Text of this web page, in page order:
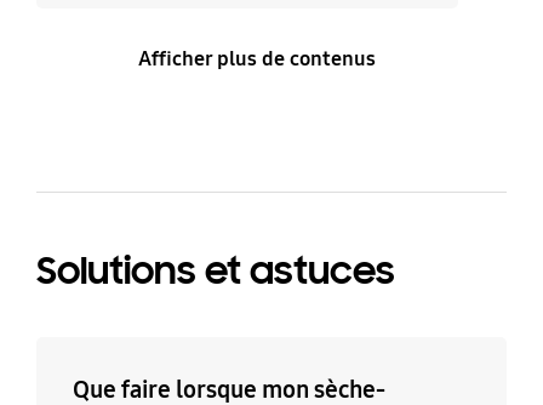
Afficher plus de contenus
Solutions et astuces
Que faire lorsque mon sèche-